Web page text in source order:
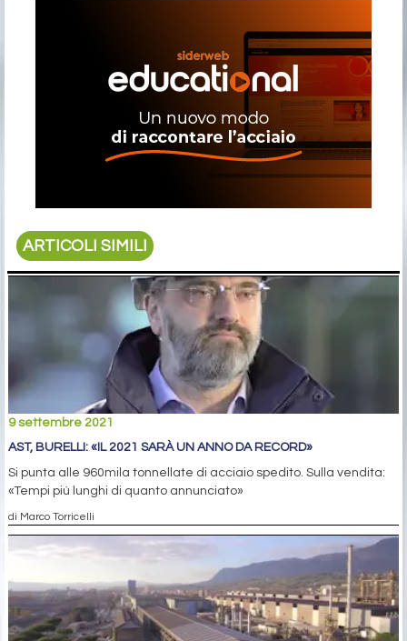
ARTICOLI SIMILI
9 settembre 2021
AST, BURELLI: «IL 2021 SARÀ UN ANNO DA RECORD»
Si punta alle 960mila tonnellate di acciaio spedito. Sulla vendita:
«Tempi più lunghi di quanto annunciato»
di Marco Torricelli